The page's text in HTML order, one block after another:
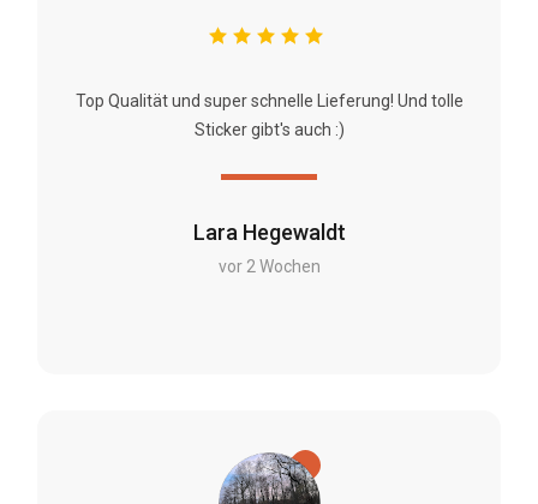
Lara Hegewaldt
vor 2 Wochen
Top Qualität und super schnelle Lieferung! Und tolle
Sticker gibt's auch :)